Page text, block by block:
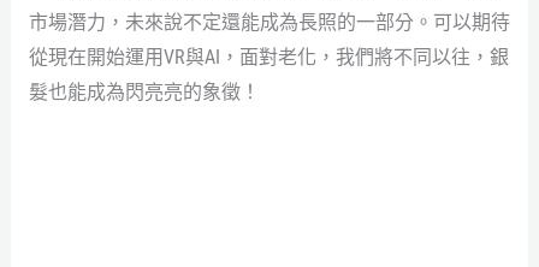
市場潛力，未來說不定還能成為長照的一部分。可以期待
從現在開始運用VR與AI，面對老化，我們將不同以往，銀
髮也能成為閃亮亮的象徵！